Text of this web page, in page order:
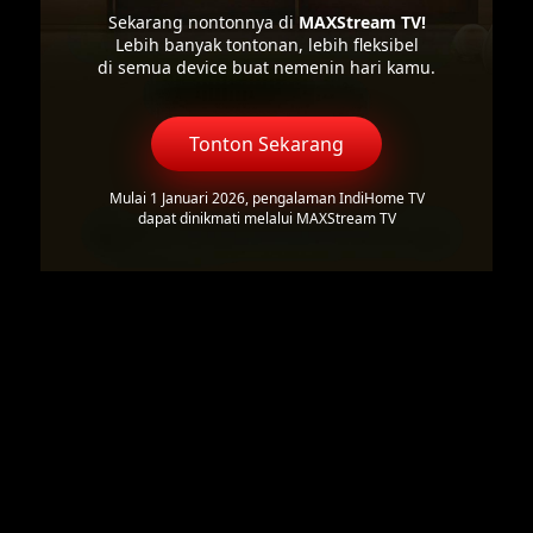
Sekarang nontonnya di MAXStream TV!
Lebih banyak tontonan, lebih fleksibel
di semua device buat nemenin hari kamu.
Tonton Sekarang
Mulai 1 Januari 2026, pengalaman IndiHome TV
dapat dinikmati melalui MAXStream TV